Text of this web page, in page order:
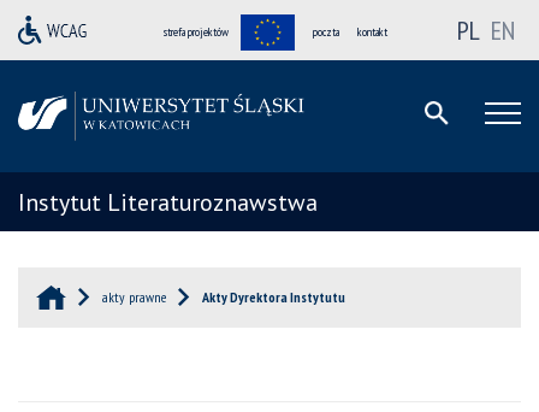
strefa projektów poczta kontakt PL EN
Instytut Literaturoznawstwa
akty prawne Akty Dyrektora Instytutu